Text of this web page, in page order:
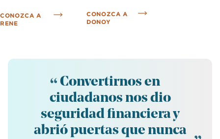
CONOZCA A
RENE
CONOZCA A
DONOY
Convertirnos en
ciudadanos nos dio
seguridad financiera y
abrió puertas que nunca